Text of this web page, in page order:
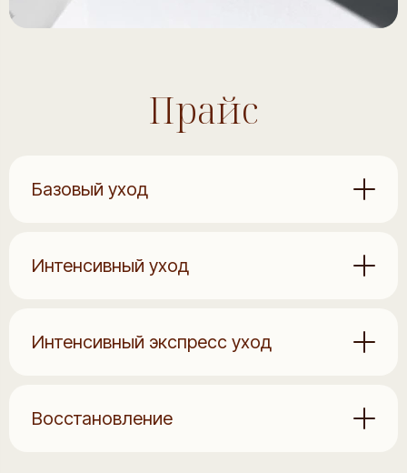
Прайс
Базовый уход
Интенсивный уход
Интенсивный экспресс уход
Восстановление